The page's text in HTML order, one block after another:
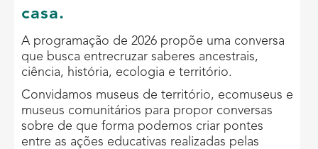
casa.
A programação de 2026 propõe uma conversa
que busca entrecruzar saberes ancestrais,
ciência, história, ecologia e território.
Convidamos museus de território, ecomuseus e
museus comunitários para propor conversas
sobre de que forma podemos criar pontes
entre as ações educativas realizadas pelas